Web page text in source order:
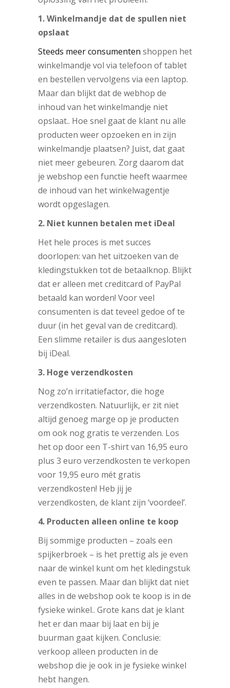
1. Winkelmandje dat de spullen niet
opslaat
Steeds meer consumenten shoppen het
winkelmandje vol via telefoon of tablet
en bestellen vervolgens via een laptop.
Maar dan blijkt dat de webhop de
inhoud van het winkelmandje niet
opslaat.. Hoe snel gaat de klant nu alle
producten weer opzoeken en in zijn
winkelmandje plaatsen? Juist, dat gaat
niet meer gebeuren. Zorg daarom dat
je webshop een functie heeft waarmee
de inhoud van het winkelwagentje
wordt opgeslagen.
2. Niet kunnen betalen met iDeal
Het hele proces is met succes
doorlopen: van het uitzoeken van de
kledingstukken tot de betaalknop. Blijkt
dat er alleen met creditcard of PayPal
betaald kan worden! Voor veel
consumenten is dat teveel gedoe of te
duur (in het geval van de creditcard).
Een slimme retailer is dus aangesloten
bij iDeal.
3. Hoge verzendkosten
Nog zo’n irritatiefactor, die hoge
verzendkosten. Natuurlijk, er zit niet
altijd genoeg marge op je producten
om ook nog gratis te verzenden. Los
het op door een T-shirt van 16,95 euro
plus 3 euro verzendkosten te verkopen
voor 19,95 euro mét gratis
verzendkosten! Heb jij je
verzendkosten, de klant zijn ‘voordeel’.
4. Producten alleen online te koop
Bij sommige producten – zoals een
spijkerbroek – is het prettig als je even
naar de winkel kunt om het kledingstuk
even te passen. Maar dan blijkt dat niet
alles in de webshop ook te koop is in de
fysieke winkel.. Grote kans dat je klant
het er dan maar bij laat en bij je
buurman gaat kijken. Conclusie:
verkoop alleen producten in de
webshop die je ook in je fysieke winkel
hebt hangen.